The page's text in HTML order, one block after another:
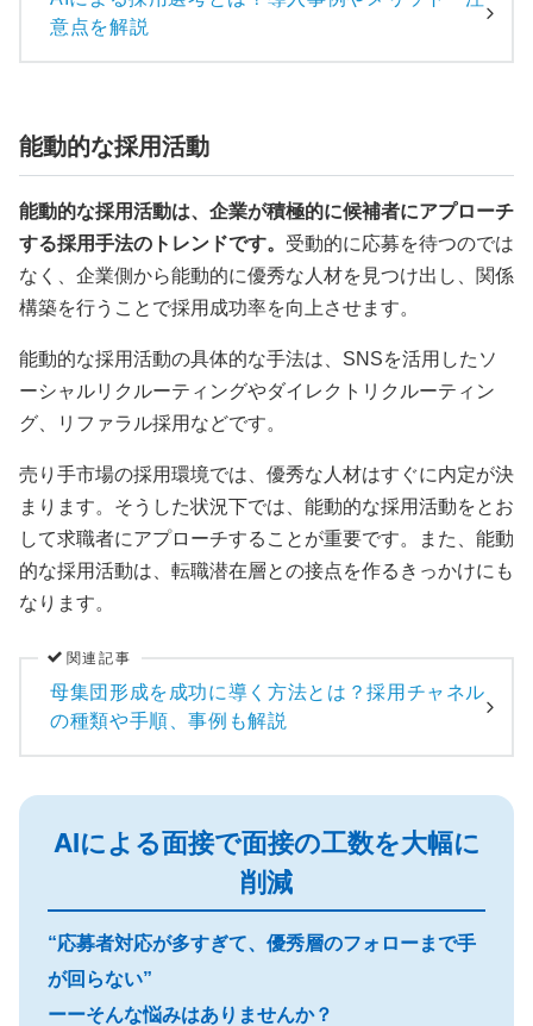
意点を解説
能動的な採用活動
能動的な採用活動は、企業が積極的に候補者にアプローチ
する採用手法のトレンドです。 受動的に応募を待つのでは
なく、企業側から能動的に優秀な人材を見つけ出し、関係
構築を行うことで採用成功率を向上させます。
能動的な採用活動の具体的な手法は、SNSを活用したソ
ーシャルリクルーティングやダイレクトリクルーティン
グ、リファラル採用などです。
売り手市場の採用環境では、優秀な人材はすぐに内定が決
まります。そうした状況下では、能動的な採用活動をとお
して求職者にアプローチすることが重要です。また、能動
的な採用活動は、転職潜在層との接点を作るきっかけにも
なります。
関連記事
母集団形成を成功に導く方法とは？採用チャネル
の種類や手順、事例も解説
AIによる面接で面接の工数を大幅に
削減
“応募者対応が多すぎて、優秀層のフォローまで手
が回らない”
ーーそんな悩みはありませんか？